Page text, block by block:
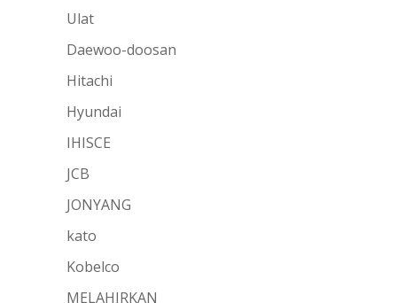
Ulat
Daewoo-doosan
Hitachi
Hyundai
IHISCE
JCB
JONYANG
kato
Kobelco
MELAHIRKAN